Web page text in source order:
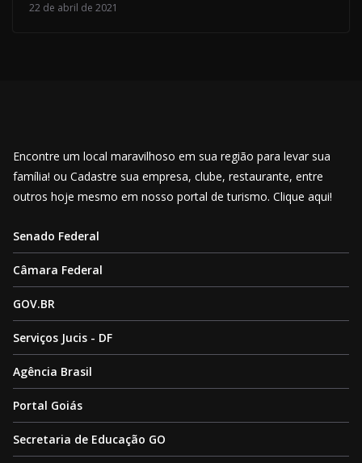
22 de abril de 2021
Encontre um local maravilhoso em sua região para levar sua
família! ou Cadastre sua empresa, clube, restaurante, entre
outros hoje mesmo em nosso portal de turismo. Clique aqui!
Senado Federal
Câmara Federal
GOV.BR
Serviços Jucis - DF
Agência Brasil
Portal Goiás
Secretaria de Educação GO